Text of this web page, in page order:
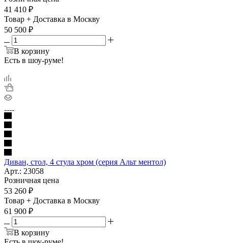
41 410 ₽
Товар + Доставка в Москву
50 500 ₽
В корзину
Есть в шоу-руме!
Диван, стол, 4 стула хром (серия Альт ментол)
Арт.: 23058
Розничная цена
53 260 ₽
Товар + Доставка в Москву
61 900 ₽
В корзину